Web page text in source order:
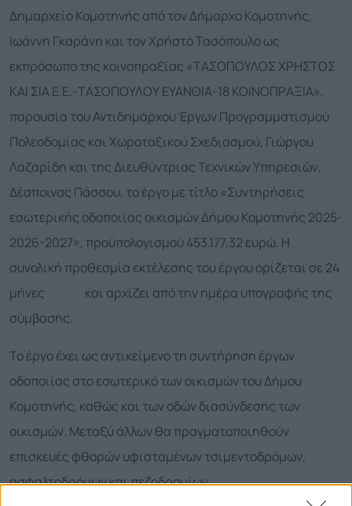
Δημαρχείο Κομοτηνής από τον Δήμαρχο Κομοτηνής,
Ιωάννη Γκαράνη και τον Χρήστο Τασόπουλο ως
εκπρόσωπο της κοινοπραξίας «ΤΑΣΟΠΟΥΛΟΣ ΧΡΗΣΤΟΣ
ΚΑΙ ΣΙΑ Ε.Ε.-ΤΑΣΟΠΟΥΛΟΥ ΕΥΑΝΘΙΑ-18 ΚΟΙΝΟΠΡΑΞΙΑ»,
παρουσία του Αντιδημάρχου Έργων Προγραμματισμού
Πολεοδομίας και Χωροταξικού Σχεδιασμού, Γιώργου
Λαζαρίδη και της Διευθύντριας Τεχνικών Υπηρεσιών,
Δέσποινας Πάσσου, το έργο με τίτλο «Συντηρήσεις
εσωτερικής οδοποιίας οικισμών Δήμου Κομοτηνής 2025-
2026-2027», προϋπολογισμού 453.177,32 ευρώ. Η
συνολική προθεσμία εκτέλεσης του έργου ορίζεται σε 24
μήνες και αρχίζει από την ημέρα υπογραφής της
σύμβασης.
Το έργο έχει ως αντικείμενο τη συντήρηση έργων
οδοποιίας στο εσωτερικό των οικισμών του Δήμου
Κομοτηνής, καθώς και των οδών διασύνδεσης των
οικισμών. Μεταξύ άλλων θα πραγματοποιηθούν
επισκευές φθορών υφισταμένων τσιμεντοδρόμων,
ασφαλτοδρόμων και πεζοδρομίων.